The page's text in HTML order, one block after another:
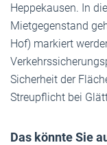
Heppekausen. In
Mietgegenstand
Hof) markiert
Sicherheit der
Streupflicht bei
Das könnte Sie